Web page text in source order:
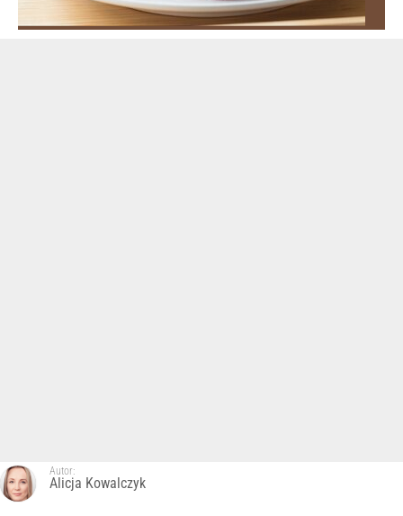
Autor:
Alicja Kowalczyk